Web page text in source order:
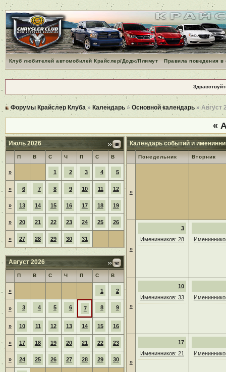
Клуб любителей автомобилей Крайслер/Додж/Плимут Правила поведения
Форумы Крайслер Клуба » Календарь» Основной календарь» Август
«
Июль 2026
П В С Ч П С В
» 1 2 3 4 5
» 6 7 8 9 10 11 12
» 13 14 15 16 17 18 19
» 20 21 22 23 24 25 26
» 27 28 29 30 31
Август 2026
П В С Ч П С В
» 1 2
» 3 4 5 6 7 8 9
» 10 11 12 13 14 15 16
» 17 18 19 20 21 22 23
» 24 25 26 27 28 29 30
Календарь событий и
Понедельник Вторник
»
»
3
Именинников: 28
»
10
Именинников: 33
»
17
Именинников: 21